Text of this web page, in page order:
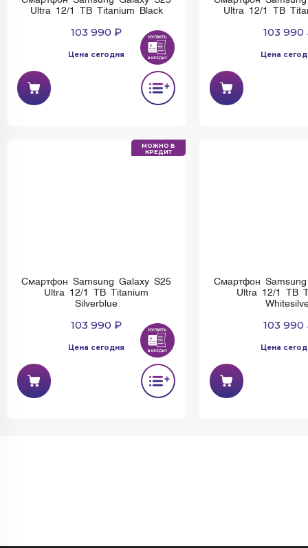
Ultra 12/1 TB Titanium Black
103 990 ₽
Цена сегодня
Ultra 12/1 TB
103 990
Цена
МОЖНО В
КРЕДИТ
Смартфон Samsung Galaxy S25
Ultra 12/1 TB Titanium
Silverblue
103 990 ₽
Цена сегодня
Смартфон
Ultra 12/1 TB
103 990
Цена